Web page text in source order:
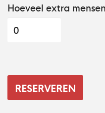
Hoeveel extra